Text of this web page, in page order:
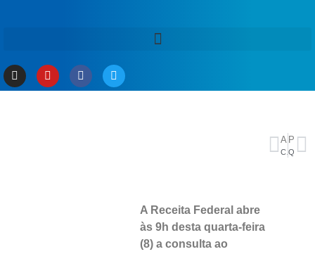
A Receita Federal abre
às 9h desta quarta-feira
(8) a consulta ao
ANTERIOR
Conheça opções do Brasil para a próxima Copa; meio-campo é o foco
PRÓXIMO
Quartas da Copa do Mundo 2026: veja os confrontos e o chaveamento até a final